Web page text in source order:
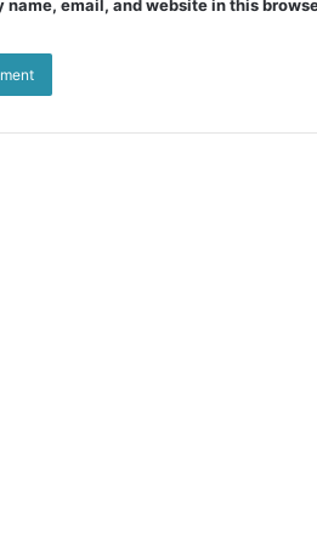
name, email, and website in this